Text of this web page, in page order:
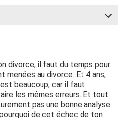
divorce, il faut du temps pour
menées au divorce. Et 4 ans,
beaucoup, car il faut
les mêmes erreurs. Et tout
pas une bonne analyse.
de cet échec de ton